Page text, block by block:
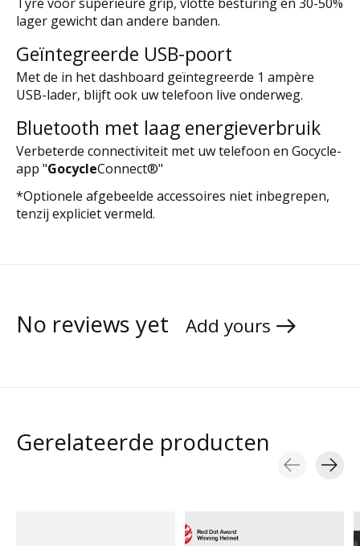
lager gewicht dan andere banden.
Geïntegreerde USB-poort
Met de in het dashboard geïntegreerde 1 ampère
USB-lader, blijft ook uw telefoon live onderweg.
Bluetooth met laag energieverbruik
Verbeterde connectiviteit met uw telefoon en Gocycle-
app "GocycleConnect®"
*Optionele afgebeelde accessoires niet inbegrepen,
tenzij expliciet vermeld.
No reviews yet Add yours
Gerelateerde producten